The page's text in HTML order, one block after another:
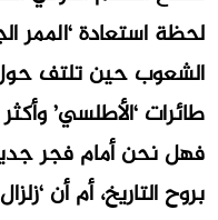
لحظة استعادة ‘الممر
الشعوب حين تلتف
طائرات ‘الأطلسي’
فهل نحن أمام فجر
بروح التاريخ، أم أن